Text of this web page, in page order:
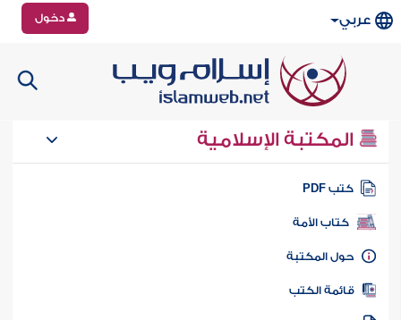
عربي دخول
المكتبة الإسلامية
كتب PDF
كتاب الأمة
المكتبة